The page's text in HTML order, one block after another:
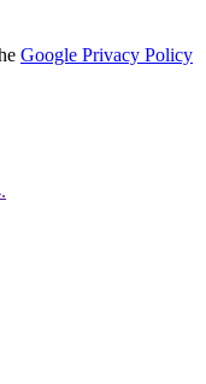
Google Privacy Policy